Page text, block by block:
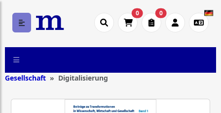
0 0
Gesellschaft Digitalisierung